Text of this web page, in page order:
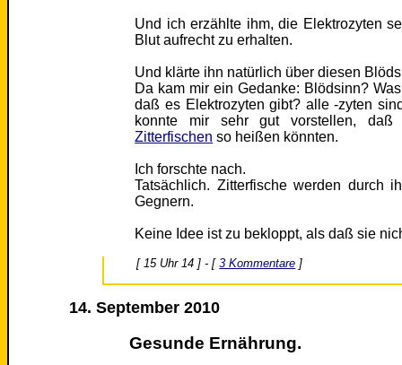
Und ich erzählte ihm, die Elektrozyten
Blut aufrecht zu erhalten.
Und klärte ihn natürlich über diesen
Da kam mir ein Gedanke: Blödsinn?
daß es Elektrozyten gibt? alle -zyten
konnte mir sehr gut vorstellen, daß
Zitterfischen so heißen könnten.
Ich forschte nach.
Tatsächlich. Zitterfische werden durch
Gegnern.
Keine Idee ist zu bekloppt, als daß sie
[ 15 Uhr 14 ] - [3 Kommentare ]
14. September 2010
Gesunde Ernährung.